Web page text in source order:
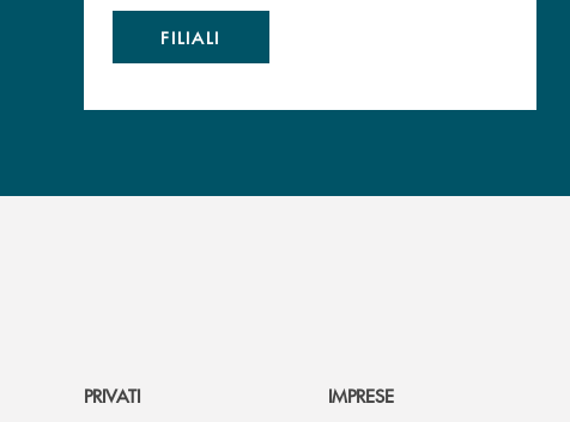
FILIALI
PRIVATI
IMPRESE